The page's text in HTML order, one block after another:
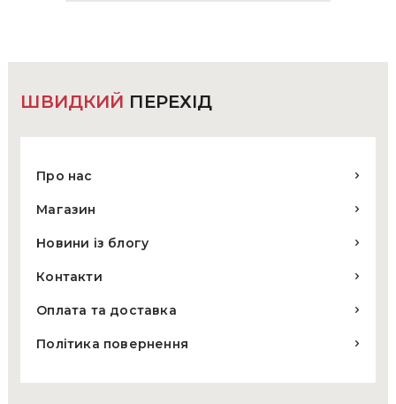
ШВИДКИЙ ПЕРЕХІД
Про нас
Магазин
Новини із блогу
Контакти
Оплата та доставка
Політика повернення